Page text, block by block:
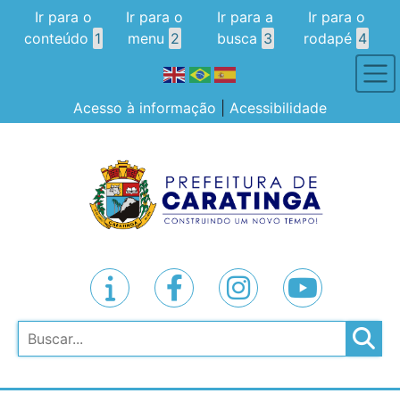
Ir para o
conteúdo 1
Ir para o
menu 2
Ir para a
busca 3
Ir para o
rodapé 4
Acesso à informação Acessibilidade
Pesquisar